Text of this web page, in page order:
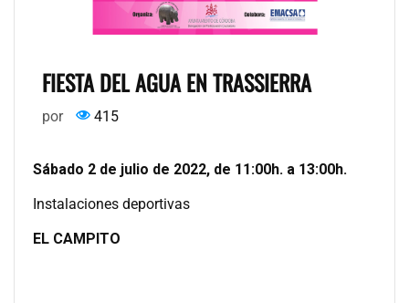
FIESTA DEL AGUA EN TRASSIERRA
por 415
Sábado 2 de julio de 2022, de 11:00h. a 13:00h.
Instalaciones deportivas
EL CAMPITO